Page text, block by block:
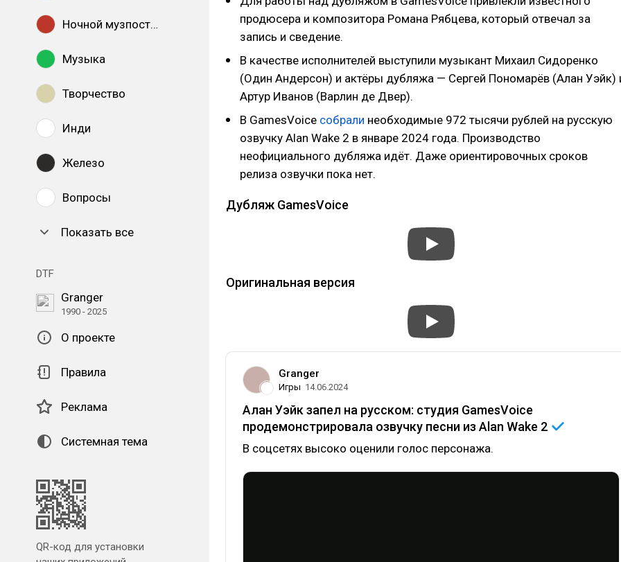
Ночной музпостинг
Музыка
Творчество
Инди
Железо
Вопросы
Показать все
DTF
Granger
1990 - 2025
О проекте
Правила
Реклама
Системная тема
QR-код для установки
продюсера и композитора Романа Рябцева, который отвечал за
запись и сведение.
В качестве исполнителей выступили музыкант Михаил Сидоренко
(Один Андерсон) и актёры дубляжа — Сергей Пономарёв (Алан Уэйк)
Артур Иванов (Варлин де Двер).
В GamesVoice собрали необходимые 972 тысячи рублей на русскую
озвучку Alan Wake 2 в январе 2024 года. Производство
неофициального дубляжа идёт. Даже ориентировочных сроков
релиза озвучки пока нет.
Дубляж GamesVoice
Оригинальная версия
Granger
Игры 14.06.2024
Алан Уэйк запел на русском: студия GamesVoice
продемонстрировала озвучку песни из Alan Wake 2
В соцсетях высоко оценили голос персонажа.